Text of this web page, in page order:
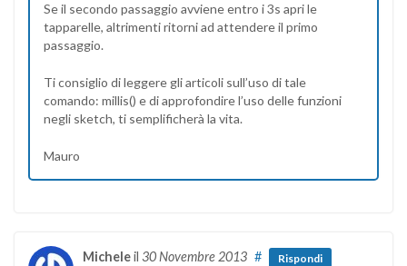
Se il secondo passaggio avviene entro i 3s apri le
tapparelle, altrimenti ritorni ad attendere il primo
passaggio.
Ti consiglio di leggere gli articoli sull’uso di tale
comando: millis() e di approfondire l’uso delle funzioni
negli sketch, ti semplificherà la vita.
Mauro
Micheleil 30 Novembre 2013 # Rispondi